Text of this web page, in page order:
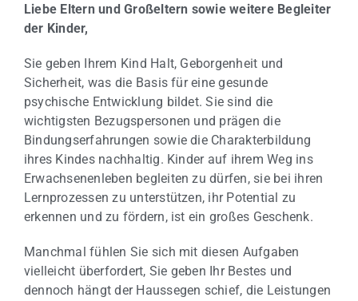
Liebe Eltern und Großeltern sowie weitere Begleiter
der Kinder,
Sie geben Ihrem Kind Halt, Geborgenheit und
Sicherheit, was die Basis für eine gesunde
psychische Entwicklung bildet. Sie sind die
wichtigsten Bezugspersonen und prägen die
Bindungserfahrungen sowie die Charakterbildung
ihres Kindes nachhaltig. Kinder auf ihrem Weg ins
Erwachsenenleben begleiten zu dürfen, sie bei ihren
Lernprozessen zu unterstützen, ihr Potential zu
erkennen und zu fördern, ist ein großes Geschenk.
Manchmal fühlen Sie sich mit diesen Aufgaben
vielleicht überfordert, Sie geben Ihr Bestes und
dennoch hängt der Haussegen schief, die Leistungen